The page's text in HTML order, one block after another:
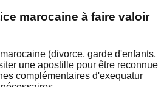
marocaine à faire valoir
(divorce, garde d'enfants,
une apostille pour être reconnue
complémentaires d'exequatur